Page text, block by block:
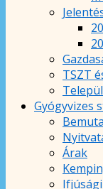
TSZT
Gyógyvizes
Árak